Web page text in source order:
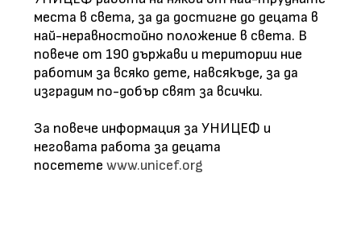
места в света, за да достигне до децата в
най-неравностойно положение в света. В
повече от 190 държави и територии ние
работим за всяко дете, навсякъде, за да
изградим по-добър свят за всички.
За повече информация за УНИЦЕФ и
неговата работа за децата
посетете www.unicef.org